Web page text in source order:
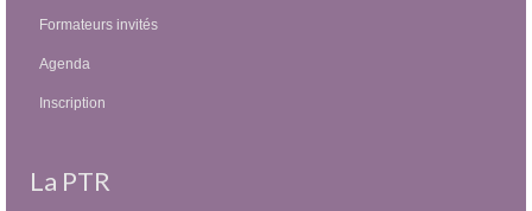
Formateurs invités
Agenda
Inscription
La PTR